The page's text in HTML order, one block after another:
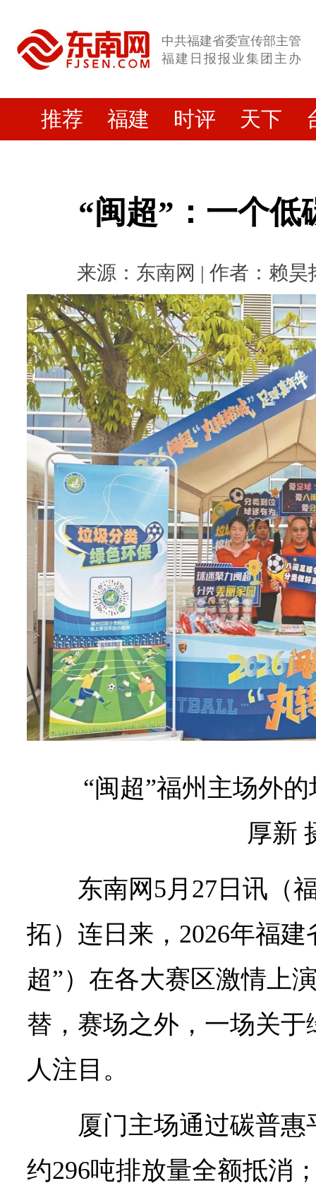
中共福建省委宣传部主管
福建日报报业集团主办
推荐 福建 时评 天下
“闽超”：一个低
来源：东南网 | 作者：赖昊
“闽超”福州主场外
厚新
东南网5月27日讯（
拓）连日来，2026年福
超”）在各大赛区激情上
替，赛场之外，一场关于
人注目。
厦门主场通过碳普
约296吨排放量全额抵消